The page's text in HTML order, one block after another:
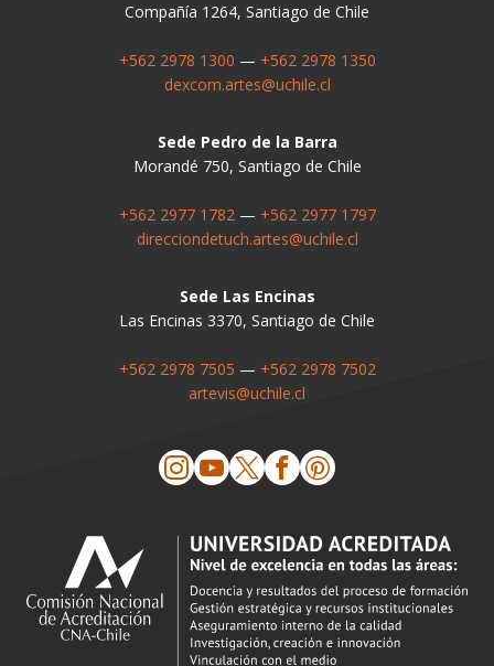
Compañía 1264, Santiago de Chile
+562 2978 1300 — +562 2978 1350
dexcom.artes@uchile.cl
Sede Pedro de la Barra
Morandé 750, Santiago de Chile
+562 2977 1782— +562 2977 1797
direcciondetuch.artes@uchile.cl
Sede Las Encinas
Las Encinas 3370, Santiago de Chile
+562 2978 7505 — +562 2978 7502
artevis@uchile.cl